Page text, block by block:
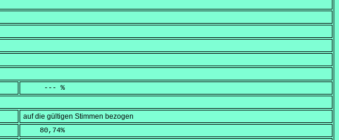
     --- %
auf die gültigen Stimmen bezogen
    80,74
%